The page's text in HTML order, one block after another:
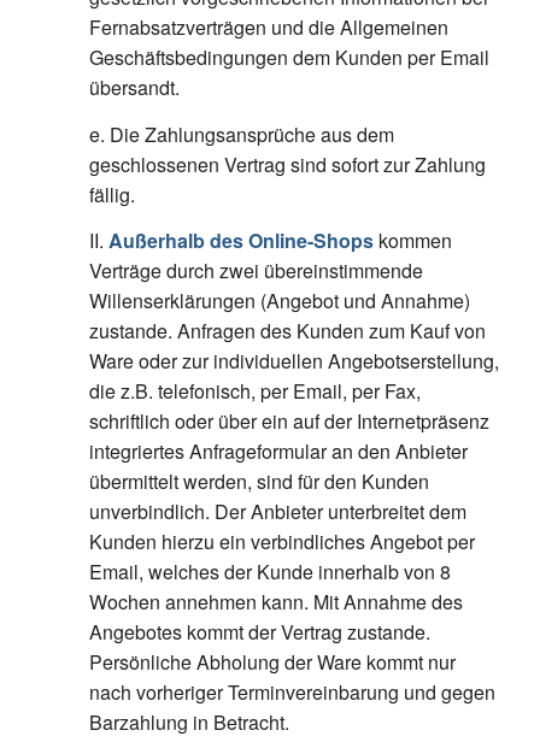
Fernabsatzverträgen und die Allgemeinen
Geschäftsbedingungen dem Kunden per Email
übersandt.
e. Die Zahlungsansprüche aus dem
geschlossenen Vertrag sind sofort zur Zahlung
fällig.
II. Außerhalb des Online-Shopskommen
Verträge durch zwei übereinstimmende
Willenserklärungen (Angebot und Annahme)
zustande. Anfragen des Kunden zum Kauf von
Ware oder zur individuellen Angebotserstellung,
die z.B. telefonisch, per Email, per Fax,
schriftlich oder über ein auf der Internetpräsenz
integriertes Anfrageformular an den Anbieter
übermittelt werden, sind für den Kunden
unverbindlich. Der Anbieter unterbreitet dem
Kunden hierzu ein verbindliches Angebot per
Email, welches der Kunde innerhalb von 8
Wochen annehmen kann. Mit Annahme des
Angebotes kommt der Vertrag zustande.
Persönliche Abholung der Ware kommt nur
nach vorheriger Terminvereinbarung und gegen
Barzahlung in Betracht.